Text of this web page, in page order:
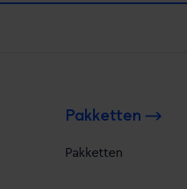
Pakketten
Pakketten